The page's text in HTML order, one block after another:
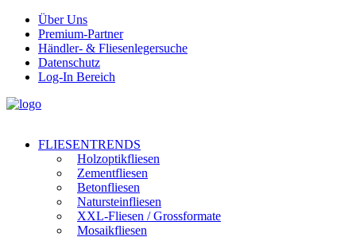
Über Uns
Premium-Partner
Händler- & Fliesenlegersuche
Datenschutz
Log-In Bereich
FLIESENTRENDS
Holzoptikfliesen
Zementfliesen
Betonfliesen
Natursteinfliesen
XXL-Fliesen / Grossformate
Mosaikfliesen